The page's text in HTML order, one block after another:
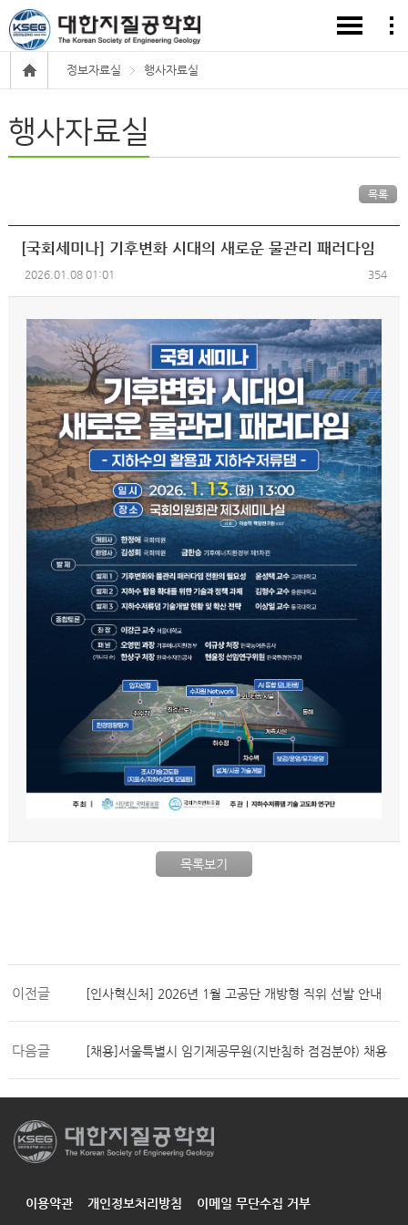
정보자료실 행사자료실
행사자료실
목록
[국회세미나] 기후변화 시대의 새로운 물관리 패러다임
2026.01.08 01:01 354
목록보기
이전글 [인사혁신처] 2026년 1월 고공단 개방형 직위 선발 안내
다음글 [채용]서울특별시 임기제공무원(지반침하 점검분야) 채용
이용약관 개인정보처리방침 이메일 무단수집 거부